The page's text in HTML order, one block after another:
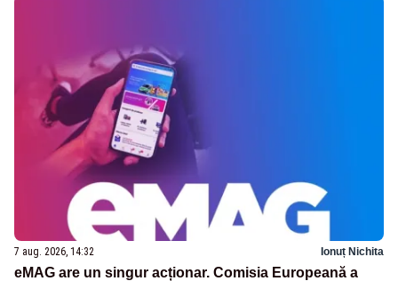
7 aug. 2026, 14:32 Ionuț Nichita
eMAG are un singur acționar. Comisia Europeană a